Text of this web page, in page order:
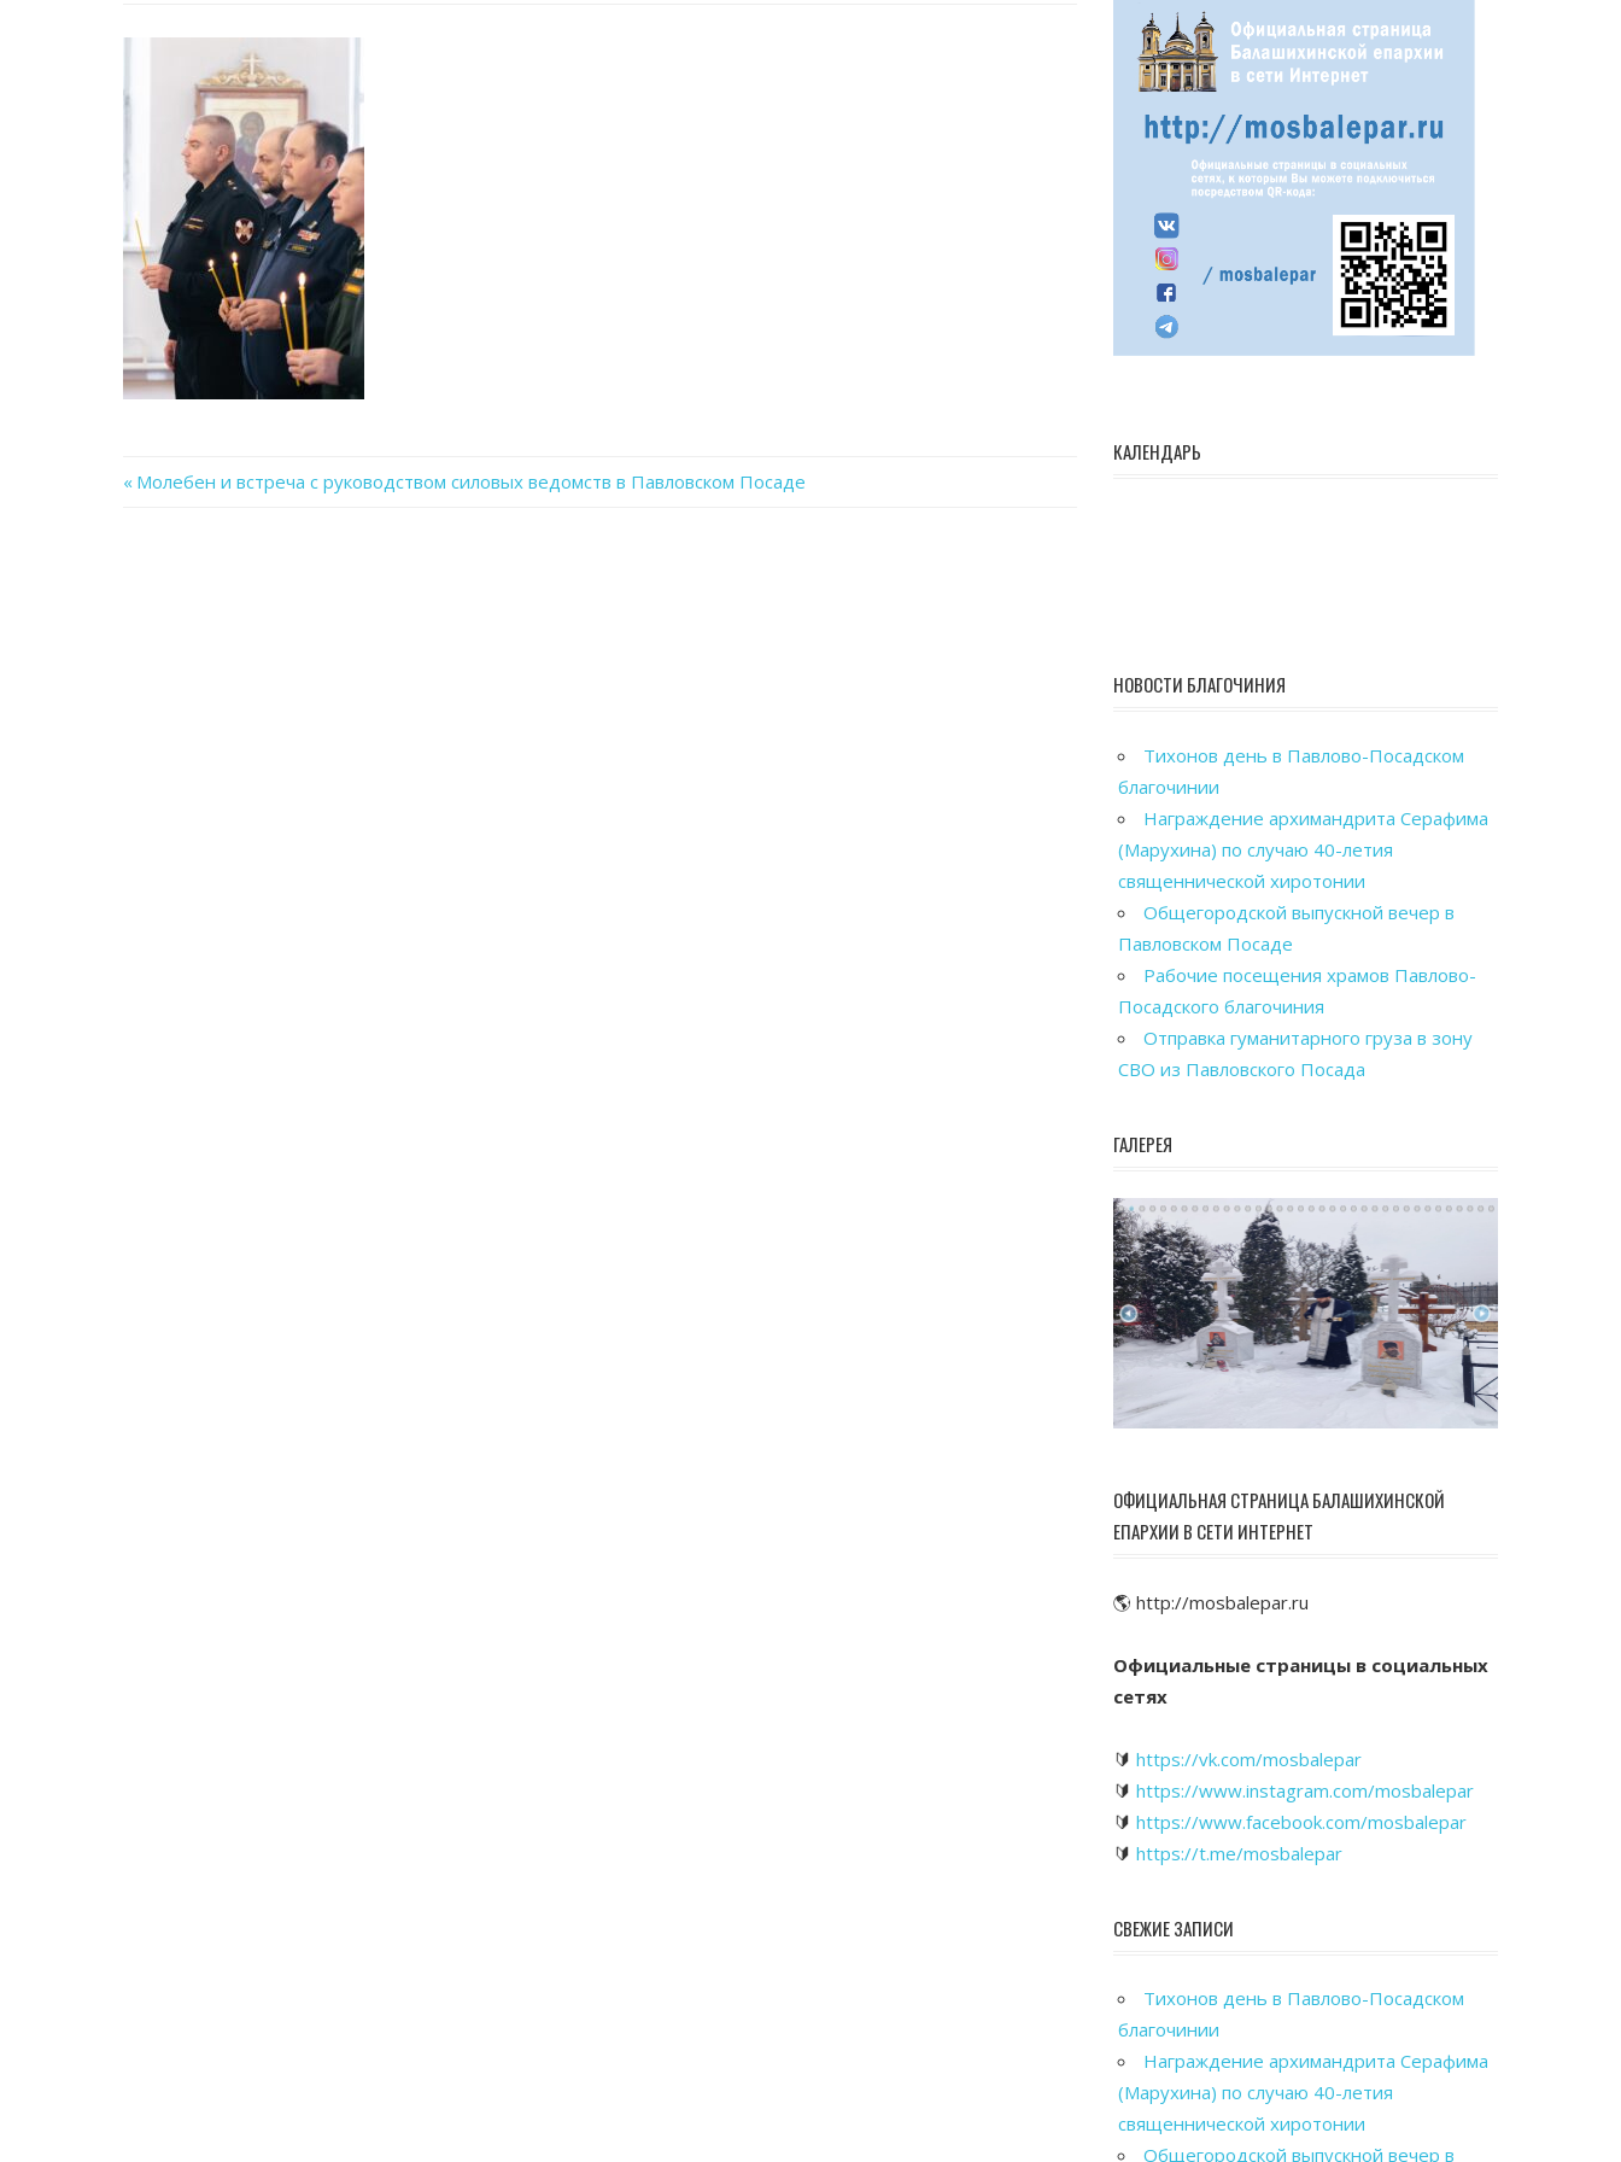
Previous
Молебен и встреча с руководством силовых ведомств в Павловском Посаде
КАЛЕНДАРЬ
НОВОСТИ БЛАГОЧИНИЯ
Тихонов день в Павлово-Посадском
благочинии
Награждение архимандрита Серафима
(Марухина) по случаю 40-летия
священнической хиротонии
Общегородской выпускной вечер в
Павловском Посаде
Рабочие посещения храмов Павлово-
Посадского благочиния
Отправка гуманитарного груза в зону
СВО из Павловского Посада
ГАЛЕРЕЯ
ОФИЦИАЛЬНАЯ СТРАНИЦА БАЛАШИХИНСКОЙ
ЕПАРХИИ В СЕТИ ИНТЕРНЕТ
🌎 http://mosbalepar.ru
Официальные страницы в социальных
сетях
🔰 https://vk.com/mosbalepar
🔰 https://www.instagram.com/mosbalepar
🔰 https://www.facebook.com/mosbalepar
🔰 https://t.me/mosbalepar
СВЕЖИЕ ЗАПИСИ
Тихонов день в Павлово-Посадском
благочинии
Награждение архимандрита Серафима
(Марухина) по случаю 40-летия
священнической хиротонии
Общегородской выпускной вечер в